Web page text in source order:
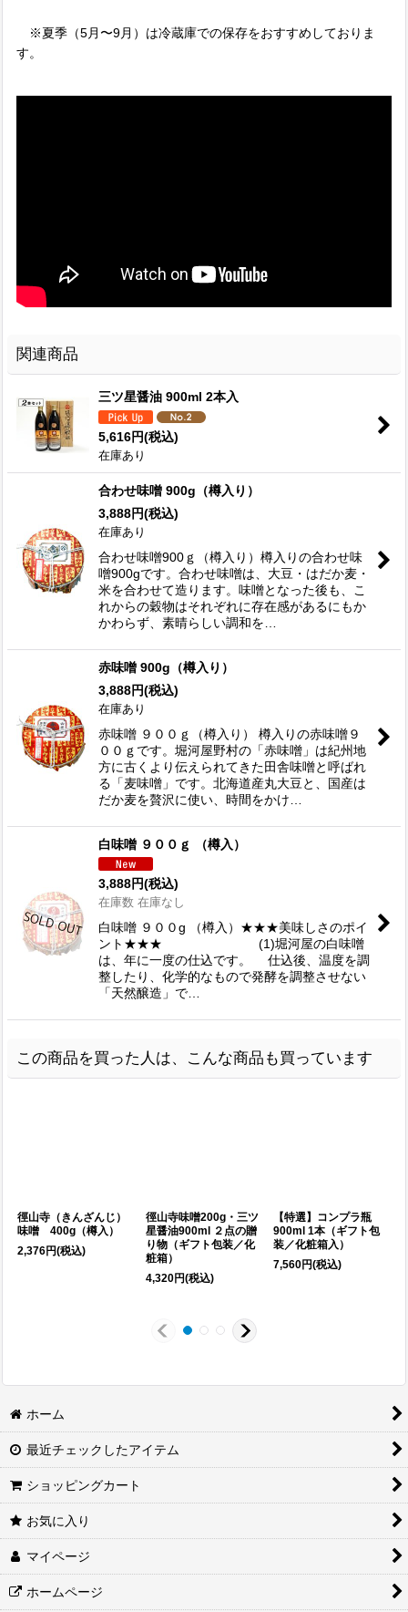
※夏季（5月〜9月）は冷蔵庫での保存をおすすめしておりま
す。
関連商品
三ツ星醤油 900ml 2本入
5,616円(税込)
在庫あり
合わせ味噌 900g（樽入り）
3,888円(税込)
在庫あり
合わせ味噌900ｇ（樽入り）樽入りの合わせ味
噌900gです。合わせ味噌は、大豆・はだか麦・
米を合わせて造ります。味噌となった後も、こ
れからの穀物はそれぞれに存在感があるにもか
かわらず、素晴らしい調和を…
赤味噌 900g（樽入り）
3,888円(税込)
在庫あり
赤味噌 ９００ｇ（樽入り） 樽入りの赤味噌９
００ｇです。堀河屋野村の「赤味噌」は紀州地
方に古くより伝えられてきた田舎味噌と呼ばれ
る「麦味噌」です。北海道産丸大豆と、国産は
だか麦を贅沢に使い、時間をかけ…
白味噌 ９００ｇ （樽入）
3,888円(税込)
在庫数 在庫なし
白味噌 ９００g （樽入）★★★美味しさのポイ
ント★★★ (1)堀河屋の白味噌
は、年に一度の仕込です。 仕込後、温度を調
整したり、化学的なもので発酵を調整させない
「天然醸造」で…
この商品を買った人は、こんな商品も買っています
徑山寺（きんざんじ）
味噌 400g（樽入）
2,376円(税込)
徑山寺味噌200g・三ツ
星醤油900ml ２点の贈
り物（ギフト包装／化
粧箱）
4,320円(税込)
【特選】コンプラ瓶
900ml 1本（ギフト包
装／化粧箱入）
7,560円(税込)
ホーム
最近チェックしたアイテム
ショッピングカート
お気に入り
マイページ
ホームページ